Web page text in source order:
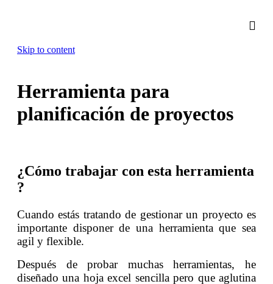
Skip to content
Herramienta para
planificación de proyectos
¿Cómo trabajar con esta herramienta
?
Cuando estás tratando de gestionar un proyecto es
importante disponer de una herramienta que sea
agil y flexible.
Después de probar muchas herramientas, he
diseñado una hoja excel sencilla pero que aglutina